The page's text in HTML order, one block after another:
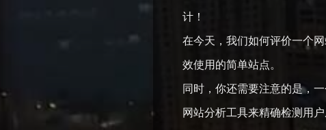
计！
在今天，我们如何评价一个
效使用的简单站点。
同时，你还需要注意的是，
网站分析工具来精确检测用